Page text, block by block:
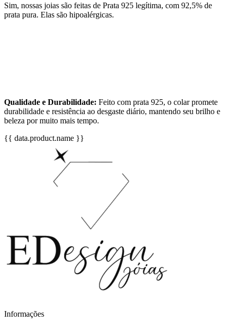
Sim, nossas joias são feitas de Prata 925 legítima, com 92,5% de
prata pura. Elas são hipoalérgicas.
Qualidade e Durabilidade: Feito com prata 925, o colar promete
durabilidade e resistência ao desgaste diário, mantendo seu brilho e
beleza por muito mais tempo.
{{ data.product.name }}
Informações